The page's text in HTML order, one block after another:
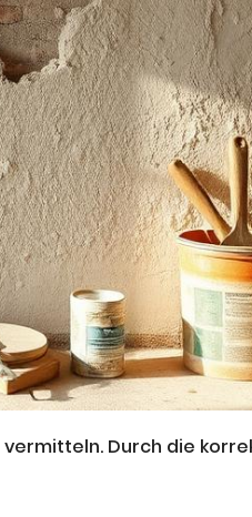
vermitteln. Durch die